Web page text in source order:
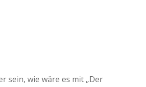
sein, wie wäre es mit „Der